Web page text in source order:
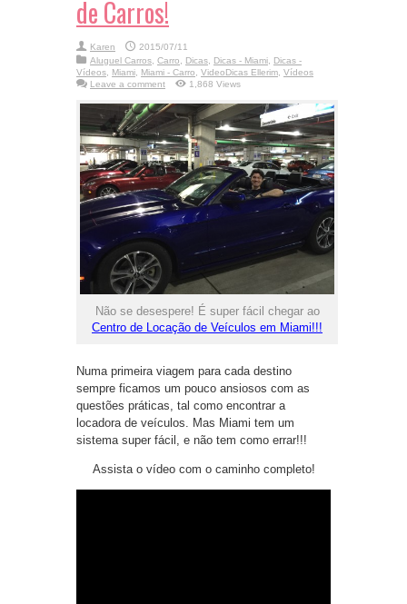
de Carros!
Karen
2015/07/11
Aluguel Carros, Carro, Dicas, Dicas - Miami, Dicas -
Vídeos, Miami, Miami - Carro, VideoDicas Ellerim, Vídeos
Leave a comment
1,868 Views
Não se desespere! É super fácil chegar ao
Centro de Locação de Veículos em Miami!!!
Numa primeira viagem para cada destino
sempre ficamos um pouco ansiosos com as
questões práticas, tal como encontrar a
locadora de veículos. Mas Miami tem um
sistema super fácil, e não tem como errar!!!
Assista o vídeo com o caminho completo!